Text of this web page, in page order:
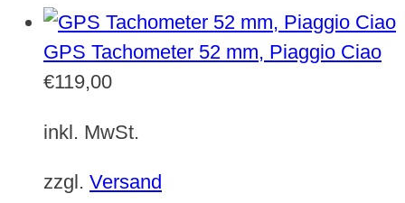
GPS Tachometer 52 mm, Piaggio Ciao
€119,00
inkl. MwSt.
zzgl. Versand